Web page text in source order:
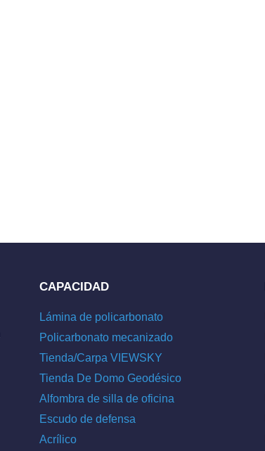
CAPACIDAD
Lámina de policarbonato
Policarbonato mecanizado
Tienda/Carpa VIEWSKY
Tienda De Domo Geodésico
Alfombra de silla de oficina
Escudo de defensa
Acrílico